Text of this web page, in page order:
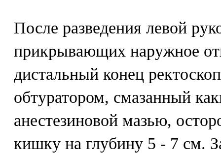
После разведения левой
прикрывающих наружное
дистальный конец
обтуратором, смазанный
анестезиновой мазью,
кишку на глубину 5 - 7 см.